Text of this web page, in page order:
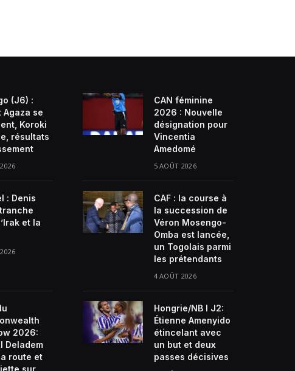
(J6) :
Agaza se
Koroki
résultats
CAN féminine
2026 : Nouvelle
désignation pour
Vincentia
Amedomé
5 AOÛT 2026
: Denis
et la
CAF : la course à
la succession de
Véron Mosengo-
Omba est lancée,
un Togolais parmi
les prétendants
4 AOÛT 2026
2026:
Deladem
route et
Hongrie/NB I J2:
Étienne Amenyido
étincelant avec
un but et deux
passes décisives